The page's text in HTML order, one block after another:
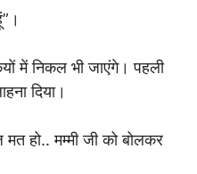
में निकल भी जाएंगे। पहली
दिया।
मत हो.. मम्मी जी को बोलकर